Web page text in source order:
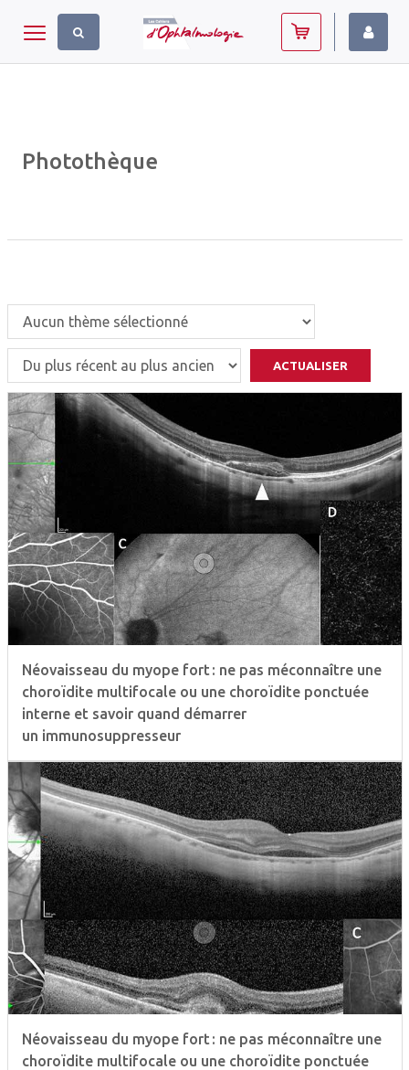
Toggle navigation
Photothèque
ACTUALISER
Néovaisseau du myope fort : ne pas méconnaître une
choroïdite multifocale ou une choroïdite ponctuée
interne et savoir quand démarrer
un immunosuppresseur
Néovaisseau du myope fort : ne pas méconnaître une
choroïdite multifocale ou une choroïdite ponctuée
Panneau de gestion des cookies